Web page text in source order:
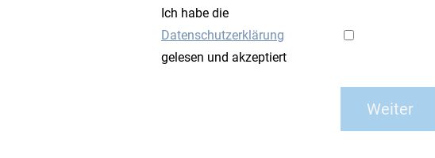
Ich habe die
Datenschutzerklärung
gelesen und akzeptiert